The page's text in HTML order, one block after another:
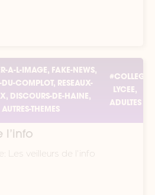
A-L-IMAGE, FAKE-NEWS,
DU-COMPLOT, RESEAUX-
DISCOURS-DE-HAINE,
AUTRES-THEMES
#COLLEGE,
LYCEE,
ADULTES
l’info
Les veilleurs de l'info